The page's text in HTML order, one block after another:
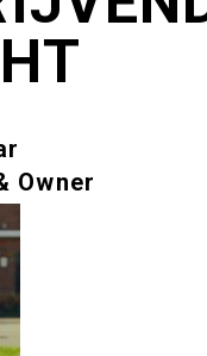
Owner